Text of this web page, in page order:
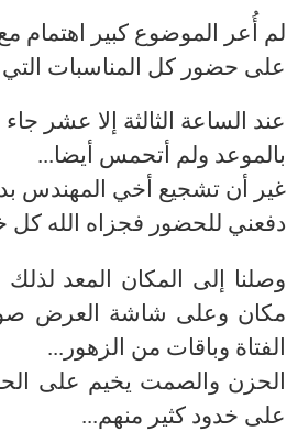
لم أُعر الموضوع كبير اهتمام
على حضور كل المناسبات
عند الساعة الثالثة إلا عشر جاء
بالموعد ولم أتحمس أيضا...
غير أن تشجيع أخي المهندس
دفعني للحضور فجزاه الله كل
وصلنا إلى المكان المعد
مكان وعلى شاشة العرض
الفتاة وباقات من الزهور...
الحزن والصمت يخيم على
على خدود كثير منهم...